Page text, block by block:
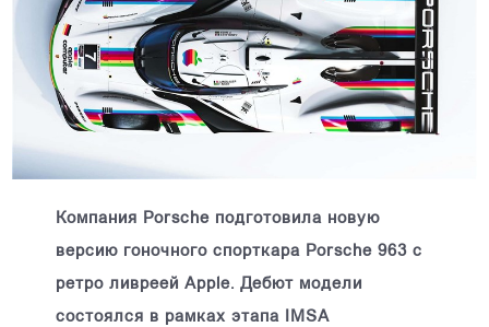
Компания Porsche подготовила новую
версию гоночного спорткара Porsche 963 с
ретро ливреей Apple. Дебют модели
состоялся в рамках этапа IMSA